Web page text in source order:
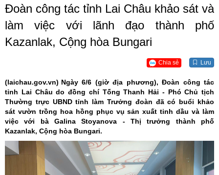
Đoàn công tác tỉnh Lai Châu khảo sát và
làm việc với lãnh đạo thành phố
Kazanlak, Cộng hòa Bungari
Chia sẻ Lưu
(laichau.gov.vn) Ngày 6/6 (giờ địa phương), Đoàn công tác
tỉnh Lai Châu do đồng chí Tống Thanh Hải - Phó Chủ tịch
Thường trực UBND tỉnh làm Trưởng đoàn đã có buổi khảo
sát vườn trồng hoa hồng phục vụ sản xuất tinh dầu và làm
việc với bà Galina Stoyanova - Thị trưởng thành phố
Kazanlak, Cộng hòa Bungari.